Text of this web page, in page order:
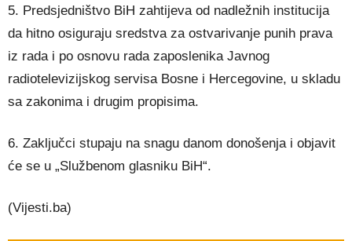
5. Predsjedništvo BiH zahtijeva od nadležnih institucija
da hitno osiguraju sredstva za ostvarivanje punih prava
iz rada i po osnovu rada zaposlenika Javnog
radiotelevizijskog servisa Bosne i Hercegovine, u skladu
sa zakonima i drugim propisima.
6. Zaključci stupaju na snagu danom donošenja i objavit
će se u „Službenom glasniku BiH“.
(Vijesti.ba)